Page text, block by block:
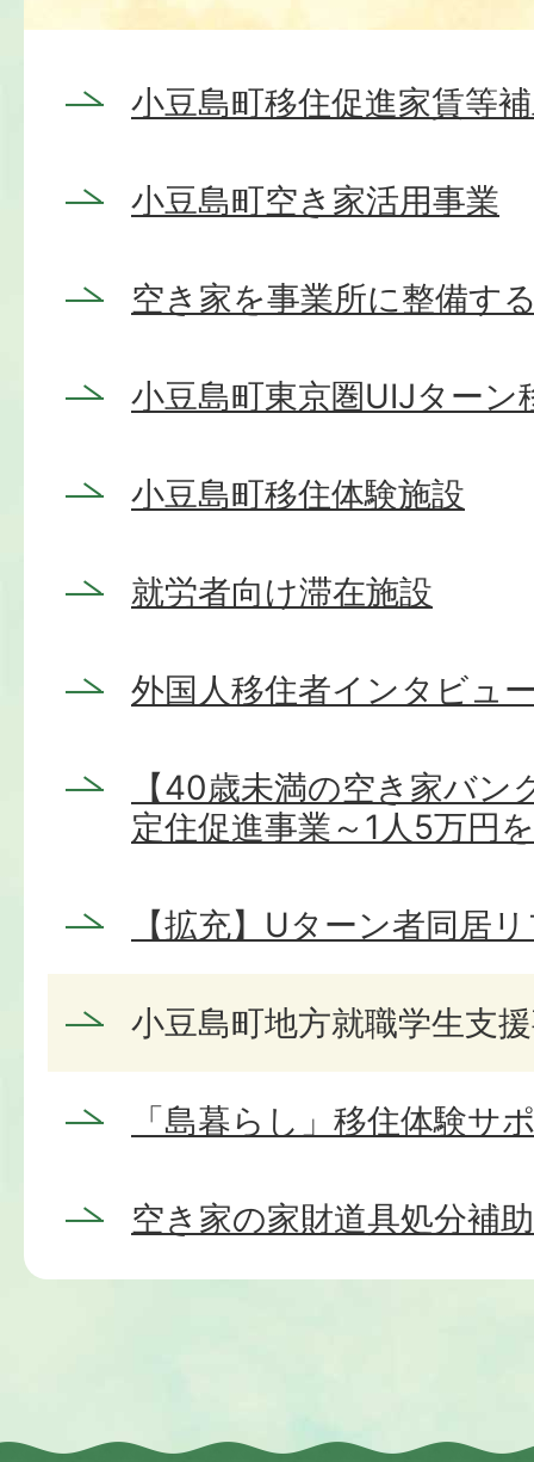
小豆島町移住促進家賃等
小豆島町空き家活用事業
空き家を事業所に整備す
小豆島町東京圏UIJターン
小豆島町移住体験施設
就労者向け滞在施設
外国人移住者インタビュ
【40歳未満の空き家バン
定住促進事業～1人5万円
【拡充】Uターン者同居
小豆島町地方就職学生支
「島暮らし」移住体験サ
空き家の家財道具処分補